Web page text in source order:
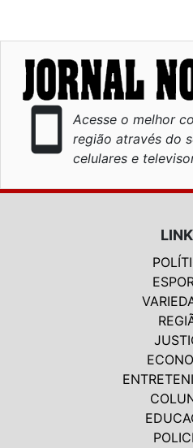
smartphone
Acesse o melhor
região através do
celulares e